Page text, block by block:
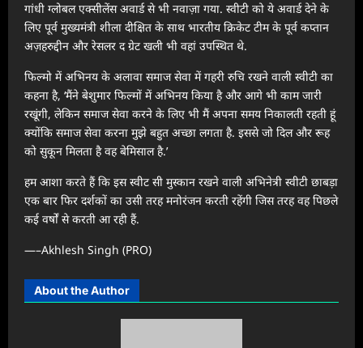
गांधी ग्‍लोबल एक्‍सीलेंस अवार्ड से भी नवाज़ा गया. स्वीटी को ये अवार्ड देने के
लिए पूर्व मुख्यमंत्री शीला दीक्षित के साथ भारतीय क्रिकेट टीम के पूर्व कप्तान
अज़हरुद्दीन और रेसलर द ग्रेट खली भी वहां उपस्थित थे.
फिल्मो में अभिनय के अलावा समाज सेवा में गहरी रुचि रखने वाली स्वीटी का
कहना है, ‘मैंने बेशुमार फिल्मों में अभिनय किया है और आगे भी काम जारी
रखूंगी, लेकिन समाज सेवा करने के लिए भी मैं अपना समय निकालती रहती हूं
क्योंकि समाज सेवा करना मुझे बहुत अच्छा लगता है. इससे जो दिल और रूह
को सुकून मिलता है वह बेमिसाल है.’
हम आशा करते हैं कि इस स्वीट सी मुस्कान रखने वाली अभिनेत्री स्वीटी छाबड़ा
एक बार फिर दर्शकों का उसी तरह मनोरंजन करती रहेंगी जिस तरह वह पिछले
कई वर्षों से करती आ रही हैं.
—–Akhlesh Singh (PRO)
About the Author